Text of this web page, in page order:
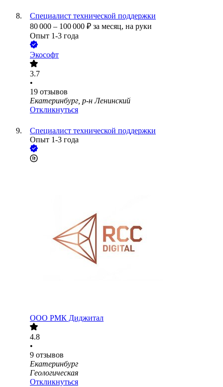
Специалист технической поддержки
80 000 – 100 000 ₽ за месяц, на руки
Опыт 1-3 года
Экософт
3.7
•
19 отзывов
Екатеринбург, р-н Ленинский
Откликнуться
Специалист технической поддержки
Опыт 1-3 года
ООО РМК Диджитал
4.8
•
9 отзывов
Екатеринбург
Геологическая
Откликнуться